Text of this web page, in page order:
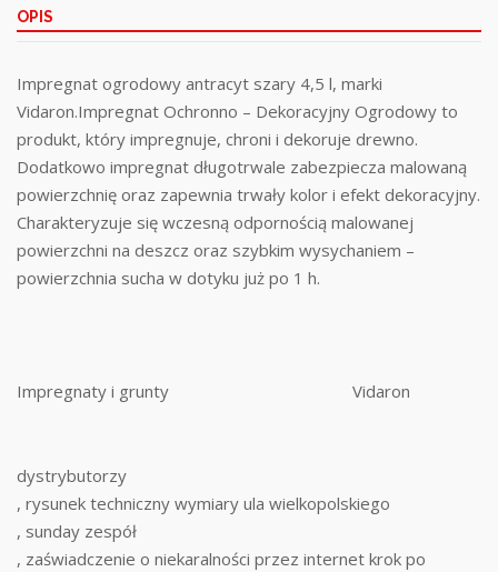
OPIS
Impregnat ogrodowy antracyt szary 4,5 l, marki
Vidaron.Impregnat Ochronno – Dekoracyjny Ogrodowy to
produkt, który impregnuje, chroni i dekoruje drewno.
Dodatkowo impregnat długotrwale zabezpiecza malowaną
powierzchnię oraz zapewnia trwały kolor i efekt dekoracyjny.
Charakteryzuje się wczesną odpornością malowanej
powierzchni na deszcz oraz szybkim wysychaniem –
powierzchnia sucha w dotyku już po 1 h.
Impregnaty i grunty Vidaron
dystrybutorzy
, rysunek techniczny wymiary ula wielkopolskiego
, sunday zespół
, zaświadczenie o niekaralności przez internet krok po